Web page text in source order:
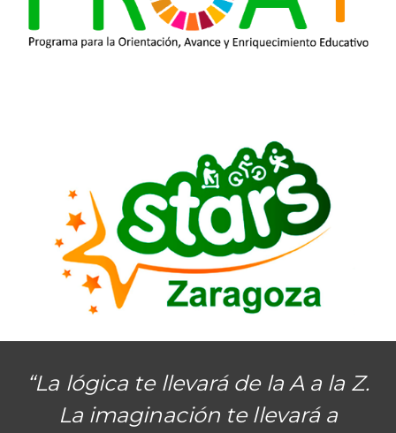
“La lógica te llevará de la A a la Z.
La imaginación te llevará a